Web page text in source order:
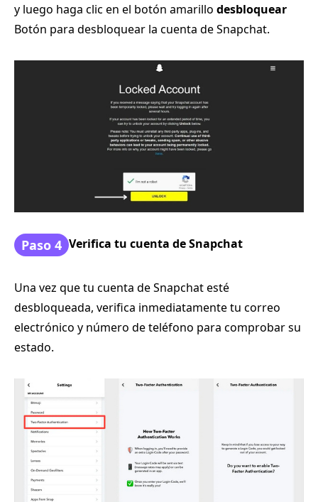
y luego haga clic en el botón amarillo desbloquear
Botón para desbloquear la cuenta de Snapchat.
Paso 4 Verifica tu cuenta de Snapchat
Una vez que tu cuenta de Snapchat esté
desbloqueada, verifica inmediatamente tu correo
electrónico y número de teléfono para comprobar su
estado.